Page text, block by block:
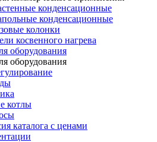
конденсационные
конденсационные
колонки
косвенного нагрева
оборудования
оборудования
котлы
каталога с ценами